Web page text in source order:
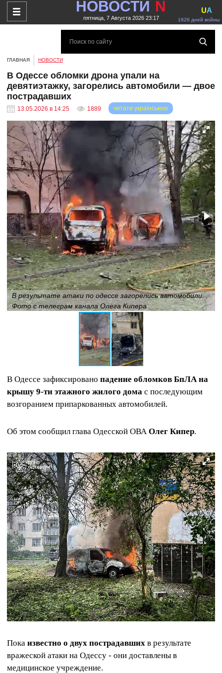
НОВОСТИ N
пятница, 7 Августа 2026 23:17 1626 дней войны
UA
ГЛАВНАЯ НОВОСТИ
В Одессе обломки дрона упали на
девятиэтажку, загорелись автомобили — двое
пострадавших
13.05.2026 в 14:25 1889 читати українською
В результате атаки по одессе загорелись автомобили.
Фото с телеграм канала Олега Кипера
В Одессе зафиксировано падение обломков БпЛА на
крышу 9-ти этажного жилого дома с последующим
возгоранием припаркованных автомобилей.
Об этом сообщил глава Одесской ОВА Олег Кипер.
Пока известно о двух пострадавших в результате
вражеской атаки на Одессу - они доставлены в
медицинское учреждение.